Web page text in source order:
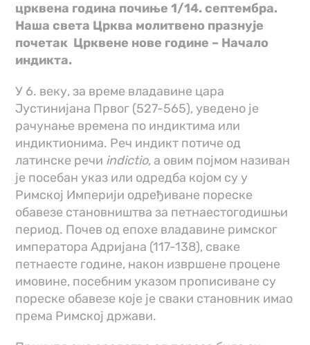
црквена година почиње 1/14. септембра.
Наша света Црква молитвено празнује
почетак Црквене нове године – Начало
индикта.
У 6. веку, за време владавине цара
Јустинијана Првог (527-565), увeдено је
рачунање времена по индиктима или
индиктионима. Реч индикт потиче од
латинске речи indictio, а овим појмом називан
је посебан указ или одредба којом су у
Римској Империји одређиване пореске
обавезе становништва за петнаестогодишњи
период. Почев од епохе владавине римског
императора Адријана (117-138), сваке
петнаесте године, након извршене процене
имовине, посебним указом прописиване су
пореске обавезе које је сваки становник имао
према Римској држави.